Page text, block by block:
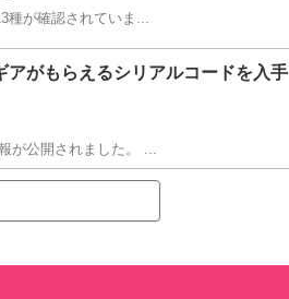
が確認されていま...
アがもらえるシリアルコードを入手
が公開されました。 ...